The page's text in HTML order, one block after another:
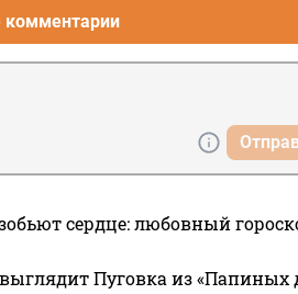
комментарии
сердце: любовный
Пуговка из «Папиных